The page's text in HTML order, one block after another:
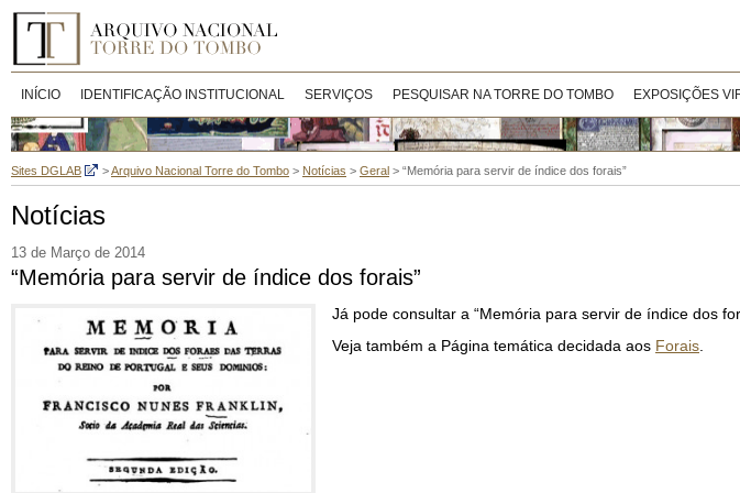
INÍCIO IDENTIFICAÇÃO INSTITUCIONAL SERVIÇOS PESQUISAR NA TORRE DO TOMBO EXPOSIÇÕES
Sites DGLAB >Arquivo Nacional Torre do Tombo > Notícias > Geral > “Memória para servir de índice dos forais”
Notícias
13 de Março de 2014
“Memória para servir de índice dos forais”
Já pode consultar a “Memória para servir de índice dos
Veja também a Página temática decidada aos Forais